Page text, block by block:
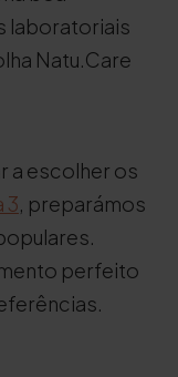
laboratoriais
Natu.Care
a escolher os
3, preparámos
perfeito